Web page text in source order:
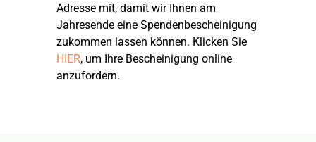
Adresse mit, damit wir Ihnen am
Jahresende eine Spendenbescheinigung
zukommen lassen können. Klicken Sie
HIER, um Ihre Bescheinigung online
anzufordern.